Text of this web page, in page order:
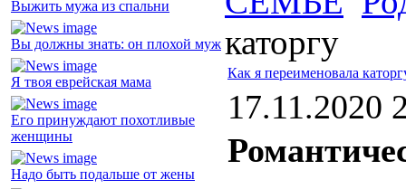
Выжить мужа из спальни
Вы должны знать: он плохой муж
Я твоя еврейская мама
Его принуждают похотливые
женщины
Надо быть подальше от жены
каторгу
Как я переименовала
17.11.2020